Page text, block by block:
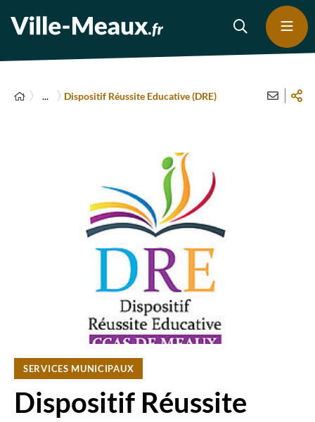
... Dispositif Réussite Educative (DRE)
SERVICES MUNICIPAUX
Dispositif Réussite